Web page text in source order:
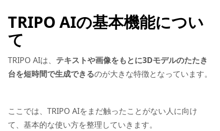
TRIPO AIの基本機能につい
て
TRIPO AIは、 テキストや画像をもとに3Dモデルのたたき
台を短時間で生成できるのが大きな特徴となっています。
ここでは、TRIPO AIをまだ触ったことがない人に向け
て、基本的な使い方を整理していきます。